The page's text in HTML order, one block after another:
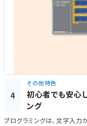
4
その他特色
初心者でも安心
ング
プログラミングは、文字入力